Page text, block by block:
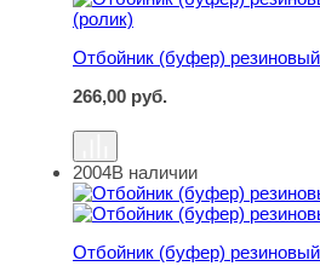
Отбойник (буфер)
266,00 руб.
Отбойник (буфер)
2004В наличии
Отбойник (буфер)